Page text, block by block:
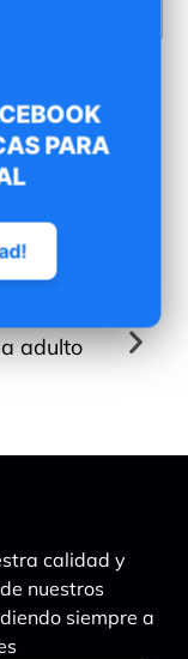
este
adulto
calidad y
nuestros
siempre a
PARA